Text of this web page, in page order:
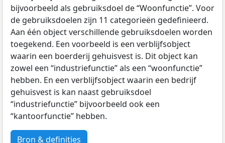
bijvoorbeeld als gebruiksdoel de “Woonfunctie”. Voor
de gebruiksdoelen zijn 11 categorieën gedefinieerd.
Aan één object verschillende gebruiksdoelen worden
toegekend. Een voorbeeld is een verblijfsobject
waarin een boerderij gehuisvest is. Dit object kan
zowel een “industriefunctie” als een “woonfunctie”
hebben. En een verblijfsobject waarin een bedrijf
gehuisvest is kan naast gebruiksdoel
“industriefunctie” bijvoorbeeld ook een
“kantoorfunctie” hebben.
Bron & definities